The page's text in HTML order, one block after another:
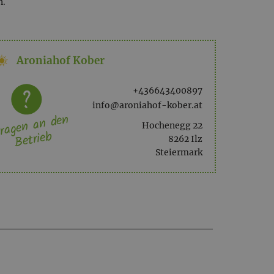
Aroniahof Kober
+436643400897
info@aroniahof-kober.at
Hochenegg 22
8262 Ilz
Steiermark
an den
Betrieb